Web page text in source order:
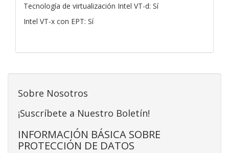
Tecnología de virtualización Intel VT-d: Sí
Intel VT-x con EPT: Sí
Sobre Nosotros
¡Suscríbete a Nuestro Boletín!
INFORMACIÓN BÁSICA SOBRE
PROTECCIÓN DE DATOS